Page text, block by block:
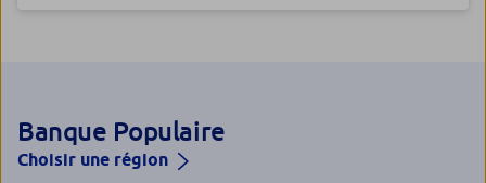
Banque Populaire
Choisir une région